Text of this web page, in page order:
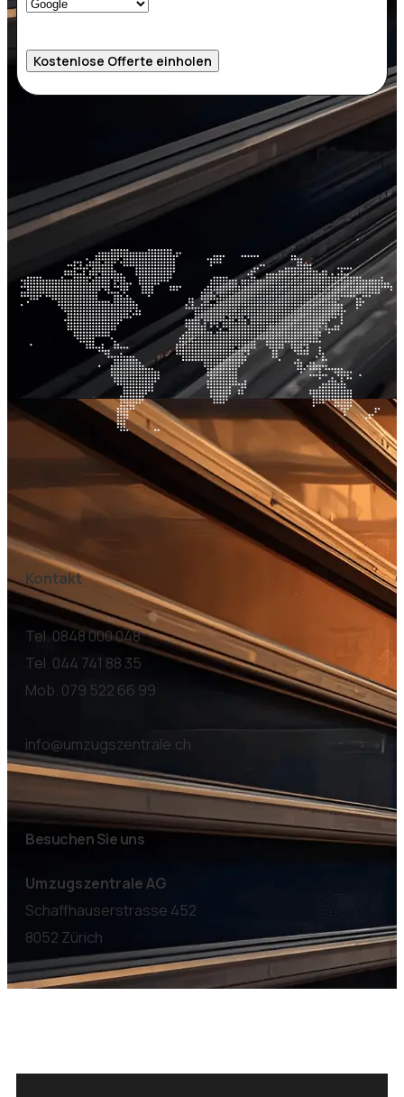
Kontakt
Tel. 0848 000 048
Tel. 044 741 88 35
Mob. 079 522 66 99
info@umzugszentrale.ch
Besuchen Sie uns
Umzugszentrale AG
Schaffhauserstrasse 452
8052 Zürich
Kostenlose Offerte einholen